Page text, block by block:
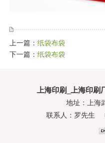
上一篇： 纸袋布袋
下一篇： 纸袋布袋
上海印刷_上海印刷
地址：上海
联系人：罗先生